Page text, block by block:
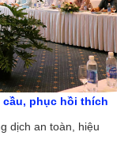
phục hồi thích
dịch an toàn, hiệu